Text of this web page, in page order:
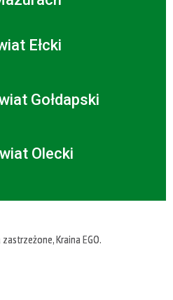
Ełcki
Gołdapski
Olecki
Kraina EGO.